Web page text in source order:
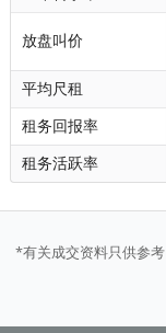
放盘叫价
平均尺租
租务回报率
租务活跃率
*有关成交资料只供参考